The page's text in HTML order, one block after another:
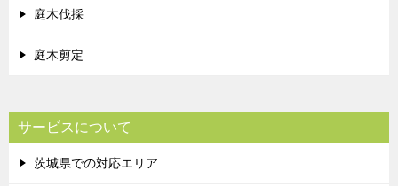
庭木伐採
庭木剪定
サービスについて
茨城県での対応エリア